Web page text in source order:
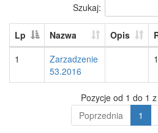
Szukaj:
Lp Nazwa Opis
1
Zarzadzenie
53.2016
Pozycje od 1 do 1
Poprzednia
1